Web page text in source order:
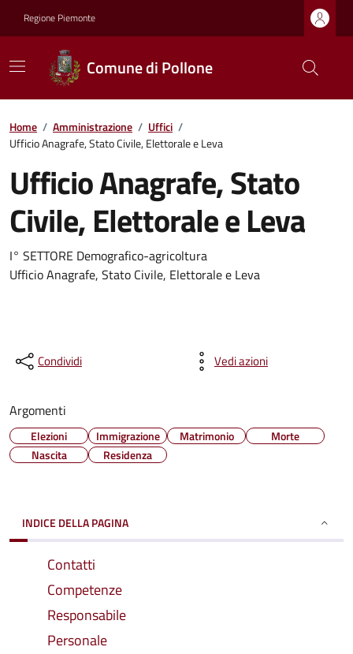
Regione Piemonte
Comune di Pollone
Home / Amministrazione / Uffici /
Ufficio Anagrafe, Stato Civile, Elettorale e Leva
Ufficio Anagrafe, Stato
Civile, Elettorale e Leva
I° SETTORE Demografico-agricoltura
Ufficio Anagrafe, Stato Civile, Elettorale e Leva
Condividi Vedi azioni
Argomenti
Elezioni Immigrazione Matrimonio
Morte
Nascita
Residenza
INDICE DELLA PAGINA
Contatti
Competenze
Responsabile
Personale